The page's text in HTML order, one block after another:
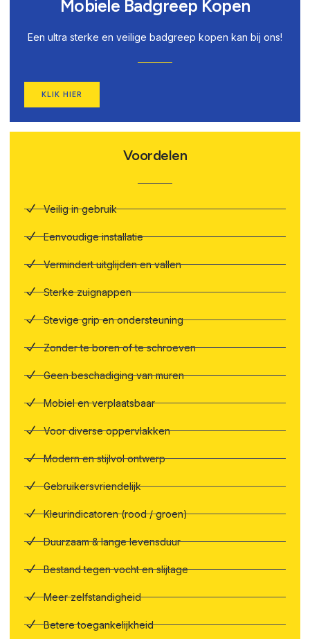
Mobiele Badgreep Kopen
Een ultra sterke en veilige badgreep kopen kan bij ons!
KLIK HIER
Voordelen
Veilig in gebruik
Eenvoudige installatie
Vermindert uitglijden en vallen
Sterke zuignappen
Stevige grip en ondersteuning
Zonder te boren of te schroeven
Geen beschadiging van muren
Mobiel en verplaatsbaar
Voor diverse oppervlakken
Modern en stijlvol ontwerp
Gebruikersvriendelijk
Kleurindicatoren (rood / groen)
Duurzaam & lange levensduur
Bestand tegen vocht en slijtage
Meer zelfstandigheid
Betere toegankelijkheid